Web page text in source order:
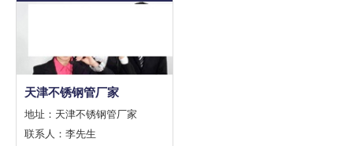
天津不锈钢管厂家
地址：天津不锈钢管厂家
联系人：李先生